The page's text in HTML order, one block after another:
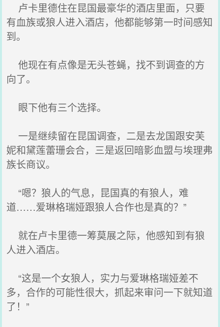
卢卡里德住在昆国最豪华的酒店里面，只要
有血族或狼人进入酒店，他都能够第一时间感知
到。
他现在有点像是无头苍蝇，找不到调查的方
向了。
眼下他有三个选择。
一是继续留在昆国调查，二是去龙国跟安芙
妮和黛莲蕾珊会合，三是返回暗影血盟与埃理弗
族长商议。
“嗯？狼人的气息，昆国真的有狼人，难
道……爱琳格瑞娅跟狼人合作也是真的？”
就在卢卡里德一筹莫展之际，他感知到有狼
人进入酒店。
“这是一个女狼人，实力与爱琳格瑞娅差不
多，合作的可能性很大，抓起来审问一下就知道
了！”